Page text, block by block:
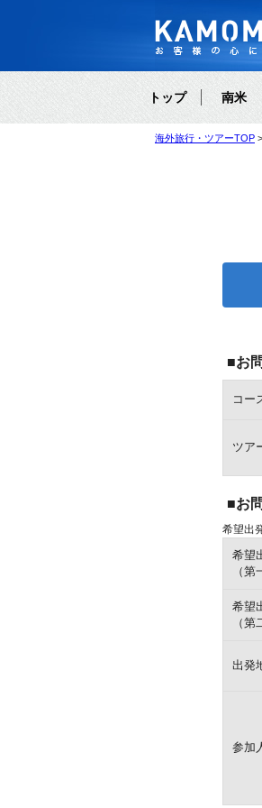
トップ 南米
海外旅行・ツアーTOP
■お
コー
ツア
■お
希望出
希望
（第
希望
（第
出発
参加